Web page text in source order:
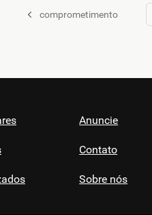
comprometimento
Anuncie
Contato
Sobre nós